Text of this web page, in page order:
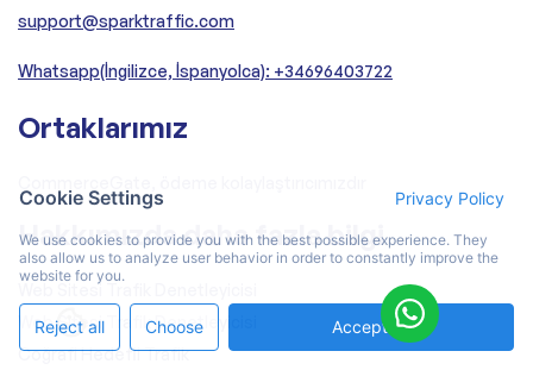
support@sparktraffic.com
Whatsapp(İngilizce, İspanyolca): +34696403722
Ortaklarımız
Hakkımızda daha fazla bilgi
Web Sitesi Trafik Denetleyicisi
Web Sitesi Trafik Denetleyicisi
Coğrafi Hedefli Trafik
Cookie Settings Privacy Policy
We use cookies to provide you with the best possible experience. They
also allow us to analyze user behavior in order to constantly improve the
website for you.
Reject all Choose Accept All